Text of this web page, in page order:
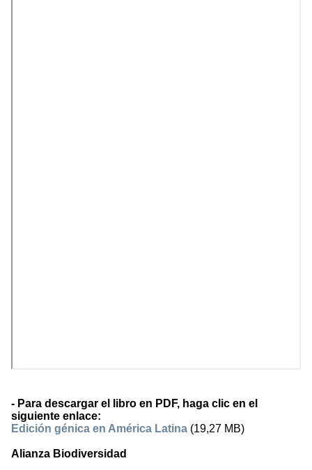
- Para descargar el libro en PDF, haga clic en el
siguiente enlace:
Edición génica en América Latina (19,27 MB)
Alianza Biodiversidad